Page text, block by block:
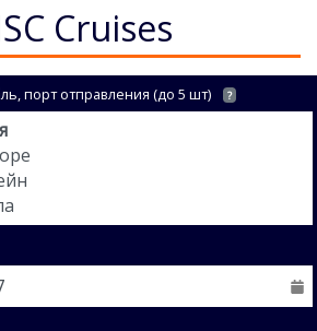
Cruises
порт отправления (до 5 шт) ?